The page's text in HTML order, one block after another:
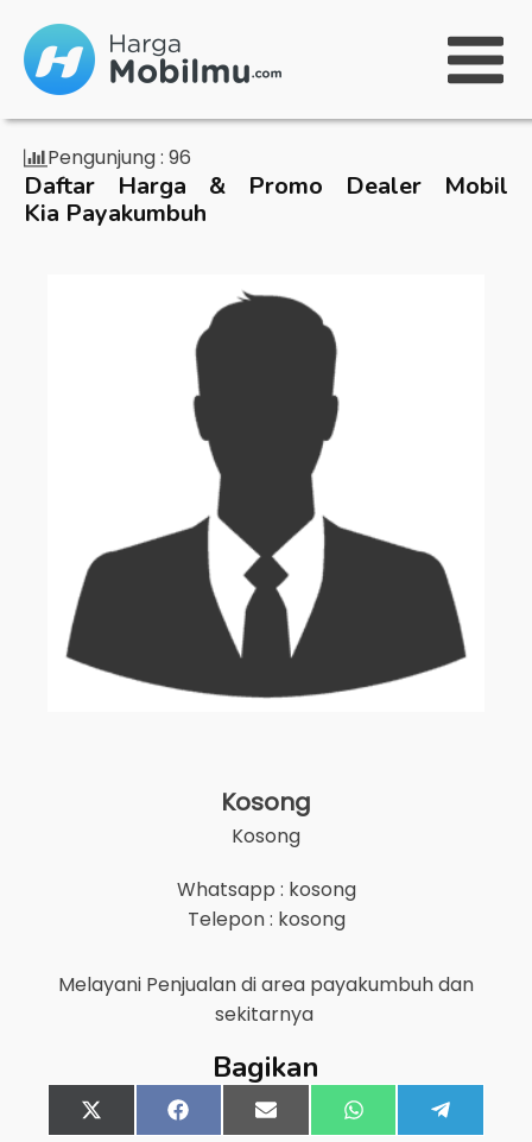
Pengunjung : 96
Daftar Harga & Promo Dealer Mobil
Kia Payakumbuh
Kosong
Kosong
Whatsapp : kosong
Telepon : kosong
Melayani Penjualan di area payakumbuhdan
sekitarnya
Bagikan
Share
X Share
FacebookShare
Email Share
WhatsApp